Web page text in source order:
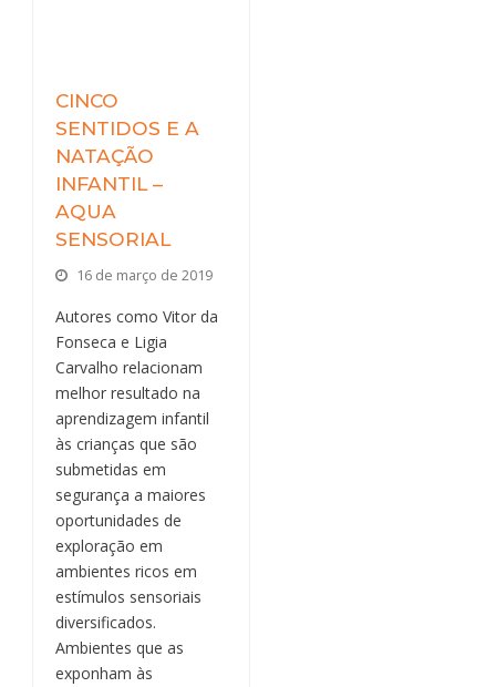
CINCO
SENTIDOS E A
NATAÇÃO
INFANTIL –
AQUA
SENSORIAL
16 de março de 2019
Autores como Vitor da
Fonseca e Ligia
Carvalho relacionam
melhor resultado na
aprendizagem infantil
às crianças que são
submetidas em
segurança a maiores
oportunidades de
exploração em
ambientes ricos em
estímulos sensoriais
diversificados.
Ambientes que as
exponham às